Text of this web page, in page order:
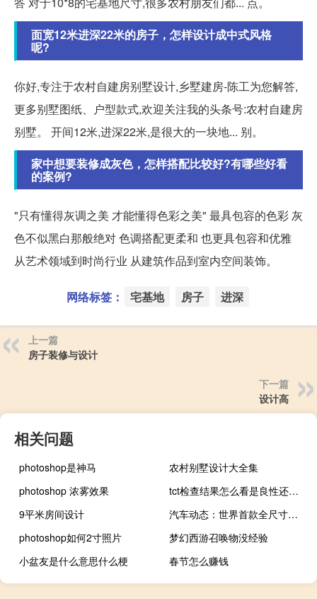
面宽12米进深22米的房子，怎样设计成中式风格
呢?
你好,专注于农村自建房别墅设计,乡墅建房-陈工为您解答,
更多别墅图纸、户型款式,欢迎关注我的头条号:农村自建房
别墅。 开间12米,进深22米,是很大的一块地... 别。
家中想要装修成灰色，怎样搭配比较好?有哪些好看
的案例?
"只有懂得灰调之美 才能懂得色彩之美" 最具包容的色彩 灰
色不似黑白那般绝对 色调搭配更柔和 也更具包容和优雅
从艺术领域到时尚行业 从建筑作品到室内空间装饰。
网络标签： 宅基地 房子 进深
上一篇
房子装修与设计
下一篇
设计高
相关问题
photoshop是神马
农村别墅设计大全集
photoshop 浓雾效果
tct检查结果怎么看是良性还是恶性（tct检查结果怎么看）
9平米房间设计
汽车动态：世界首款全尺寸乐高丰田凯美瑞在澳大利亚亮相
photoshop如何2寸照片
梦幻西游召唤物没经验
小盆友是什么意思什么梗
春节怎么赚钱